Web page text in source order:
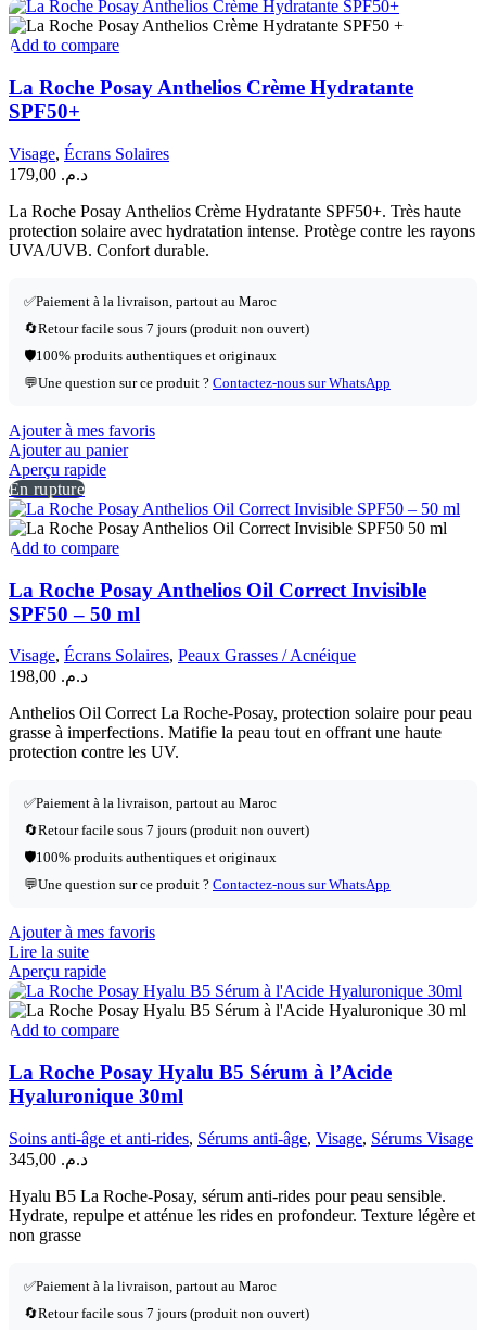
Add to compare
La Roche Posay Anthelios Crème Hydratante
SPF50+
Visage, Écrans Solaires
د.م.
La Roche Posay Anthelios Crème Hydratante SPF50+. Très haute
protection solaire avec hydratation intense. Protège contre les rayons
UVA/UVB. Confort durable.
✅Paiement à la livraison, partout au Maroc
🔄Retour facile sous 7 jours (produit non ouvert)
🛡️100% produits authentiques et originaux
💬Une question sur ce produit ? Contactez-nous sur WhatsApp
Ajouter à mes favoris
Ajouter au panier
Aperçu rapide
En rupture
Add to compare
La Roche Posay Anthelios Oil Correct Invisible
SPF50 – 50 ml
Visage, Écrans Solaires, Peaux Grasses / Acnéique
د.م.
Anthelios Oil Correct La Roche-Posay, protection solaire pour peau
grasse à imperfections. Matifie la peau tout en offrant une haute
protection contre les UV.
✅Paiement à la livraison, partout au Maroc
🔄Retour facile sous 7 jours (produit non ouvert)
🛡️100% produits authentiques et originaux
💬Une question sur ce produit ? Contactez-nous sur WhatsApp
Ajouter à mes favoris
Lire la suite
Aperçu rapide
Add to compare
La Roche Posay Hyalu B5 Sérum à l’Acide
Hyaluronique 30ml
Soins anti-âge et anti-rides, Sérums anti-âge, Visage, Sérums Visage
د.م.
Hyalu B5 La Roche-Posay, sérum anti-rides pour peau sensible.
Hydrate, repulpe et atténue les rides en profondeur. Texture légère et
non grasse
✅Paiement à la livraison, partout au Maroc
🔄Retour facile sous 7 jours (produit non ouvert)